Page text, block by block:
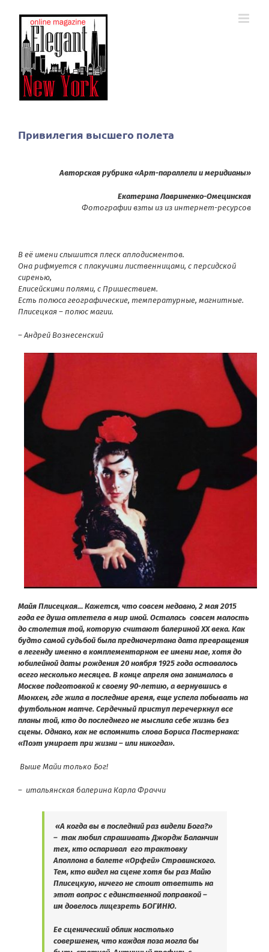
Привилегия высшего полета
Авторская рубрика «Арт-параллели и меридианы»
Екатерина Лавриненко-Омецинская
Фотографии взты из из интернет-ресурсов
В её имени слышится плеск аплодисментов.
Она рифмуется с плакучими лиственницами, с персидской
сиренью,
Елисейскими полями, с Пришествием.
Есть полюса географические, температурные, магнитные.
Плисецкая – полюс магии.
– Андрей Вознесенский
Майя Плисецкая… Кажется, что совсем недавно, 2 мая 2015
года ее душа отлетела в мир иной. Осталась совсем малость
до столетия той, которую считают балериной ХХ века. Как
будто самой судьбой была предначертана дата превращения
в легенду именно в комплементарном ее имени мае, хотя до
юбилейной даты рождения 20 ноября 1925 года оставалось
всего несколько месяцев. В конце апреля она занималась в
Москве подготовкой к своему 90-летию, а вернувшись в
Мюнхен, где жила в последние время, еще успела побывать на
футбольном матче. Сердечный приступ перечеркнул все
планы той, кто до последнего не мыслила себе жизнь без
сцены. Однако, как не вспомнить слова Бориса Пастернака:
«Поэт умирает при жизни – или никогда».
Выше Майи только Бог!
– итальянская балерина Карла Фраччи
«А когда вы в последний раз видели Бога?»
– так любил спрашивать Джордж Баланчин
тех, кто оспаривал его трактовку
Аполлона в балете «Орфей» Стравинского.
Тем, кто видел на сцене хотя бы раз Майю
Плисецкую, ничего не стоит ответить на
этот вопрос с единственной поправкой –
им довелось лицезреть БОГИНЮ.
Ее сценический облик настолько
совершенен, что каждая поза могла бы